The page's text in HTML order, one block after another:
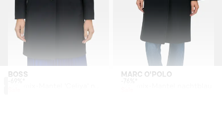
BOSS MARC O'POLO